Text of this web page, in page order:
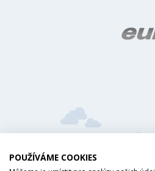
POUŽÍVÁME COOKIES